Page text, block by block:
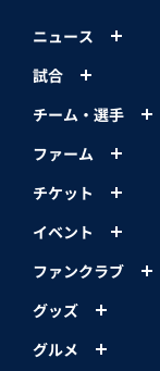
ニュース
試合
チーム・選手
ファーム
チケット
イベント
ファンクラブ
グッズ
グルメ